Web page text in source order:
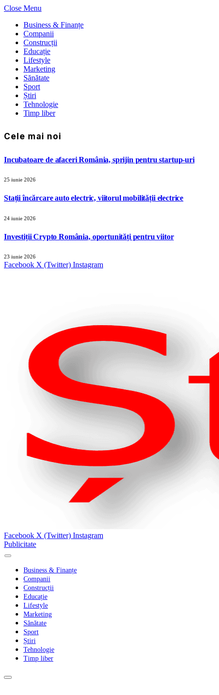
Close Menu
Business & Finanțe
Companii
Construcții
Educație
Lifestyle
Marketing
Sănătate
Sport
Știri
Tehnologie
Timp liber
Cele mai noi
Incubatoare de afaceri România, sprijin pentru startup-uri
25 iunie 2026
Stații încărcare auto electric, viitorul mobilității electrice
24 iunie 2026
Investiții Crypto România, oportunități pentru viitor
23 iunie 2026
Facebook X (Twitter) Instagram
Facebook X (Twitter) Instagram
Publicitate
Business & Finanțe
Companii
Construcții
Educație
Lifestyle
Marketing
Sănătate
Sport
Știri
Tehnologie
Timp liber